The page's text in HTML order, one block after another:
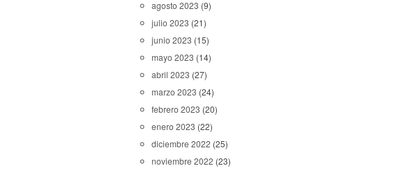
agosto 2023 (9)
julio 2023 (21)
junio 2023 (15)
mayo 2023 (14)
abril 2023 (27)
marzo 2023 (24)
febrero 2023 (20)
enero 2023 (22)
diciembre 2022 (25)
noviembre 2022 (23)